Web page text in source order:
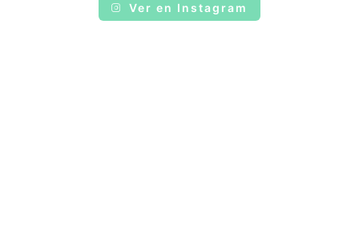
Ver en Instagram